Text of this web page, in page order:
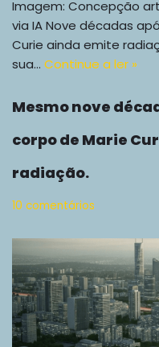
Imagem: Concepção
via IA Nove décadas
Curie ainda emite
sua… Continue a ler »
Mesmo nove
corpo de Marie
radiação.
10 comentários